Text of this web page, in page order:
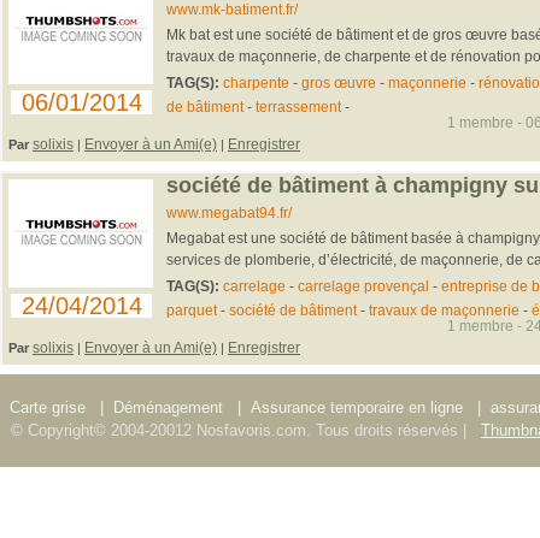
06/01/2014
www.mk-batiment.fr/
Mk bat est une société de bâtiment et de gros œuvre
travaux de maçonnerie, de charpente et de rénovation
TAG(S): charpente - gros œuvre - maçonnerie -
de bâtiment- terrassement-
Par solixis | Envoyer à un Ami(e) | Enregistrer
1 membre -
24/04/2014
société de bâtiment à champigny
www.megabat94.fr/
Megabat est une société de bâtiment basée à
services de plomberie, d’électricité, de maçonnerie, de
TAG(S): carrelage - carrelage provençal - entreprise de
parquet- société de bâtiment- travaux de maçonnerie -
Par solixis | Envoyer à un Ami(e) | Enregistrer
1 membre -
Carte grise Déménagement Assurance temporaire en ligne
© Copyright© 2004-20012 Nosfavoris.com. Tous droits réservés |